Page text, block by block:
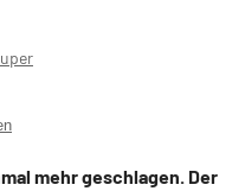
mehr geschlagen. Der